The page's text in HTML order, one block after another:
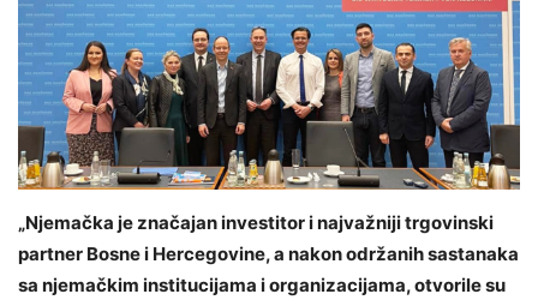
„Njemačka je značajan investitor i najvažniji trgovinski
partner Bosne i Hercegovine, a nakon održanih sastanaka
sa njemačkim institucijama i organizacijama, otvorile su